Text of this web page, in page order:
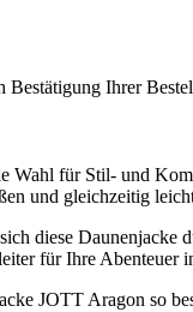
Bestätigung Ihrer
Wahl für Stil- und
und gleichzeitig
diese
für Ihre Abenteuer
JOTT Aragon so